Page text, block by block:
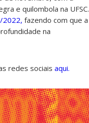
e quilombola na UFSC.
2022, fazendo com que a
na
redes sociais aqui.